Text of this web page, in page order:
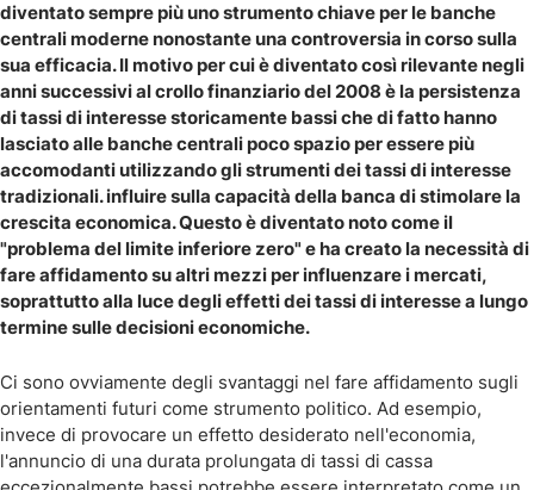
diventato sempre più uno strumento chiave per le banche
centrali moderne nonostante una controversia in corso sulla
sua efficacia. Il motivo per cui è diventato così rilevante negli
anni successivi al crollo finanziario del 2008 è la persistenza
di tassi di interesse storicamente bassi che di fatto hanno
lasciato alle banche centrali poco spazio per essere più
accomodanti utilizzando gli strumenti dei tassi di interesse
tradizionali. influire sulla capacità della banca di stimolare la
crescita economica. Questo è diventato noto come il
"problema del limite inferiore zero" e ha creato la necessità di
fare affidamento su altri mezzi per influenzare i mercati,
soprattutto alla luce degli effetti dei tassi di interesse a lungo
termine sulle decisioni economiche.
Ci sono ovviamente degli svantaggi nel fare affidamento sugli
orientamenti futuri come strumento politico. Ad esempio,
invece di provocare un effetto desiderato nell'economia,
l'annuncio di una durata prolungata di tassi di cassa